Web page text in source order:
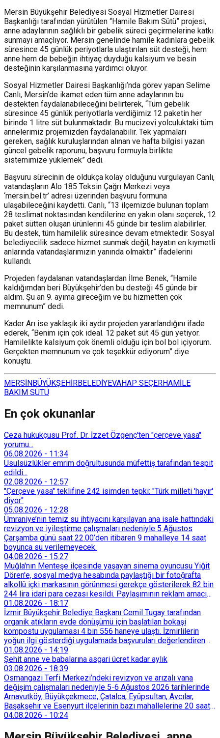
Mersin Büyükşehir Belediyesi Sosyal Hizmetler Dairesi
Başkanlığı tarafından yürütülen “Hamile Bakım Sütü” projesi,
anne adaylarının sağlıklı bir gebelik süreci geçirmelerine katkı
sunmayı amaçlıyor. Mersin genelinde hamile kadınlara gebelik
süresince 45 günlük periyotlarla ulaştırılan süt desteği, hem
anne hem de bebeğin ihtiyaç duyduğu kalsiyum ve besin
desteğinin karşılanmasına yardımcı oluyor.
Sosyal Hizmetler Dairesi Başkanlığı’nda görev yapan Selime
Canlı, Mersin’de ikamet eden tüm anne adaylarının bu
destekten faydalanabileceğini belirterek, “Tüm gebelik
süresince 45 günlük periyotlarla verdiğimiz 12 paketin her
birinde 1 litre süt bulunmaktadır. Bu mucizevi yolculuktaki tüm
annelerimiz projemizden faydalanabilir. Tek yapmaları
gereken, sağlık kuruluşlarından alınan ve hafta bilgisi yazan
güncel gebelik raporunu, başvuru formuyla birlikte
sistemimize yüklemek” dedi.
Başvuru sürecinin de oldukça kolay olduğunu vurgulayan Canlı,
vatandaşların Alo 185 Teksin Çağrı Merkezi veya
‘mersin.bel.tr’ adresi üzerinden başvuru formuna
ulaşabileceğini kaydetti. Canlı, “13 ilçemizde bulunan toplam
28 teslimat noktasından kendilerine en yakın olanı seçerek, 12
paket sütten oluşan ürünlerini 45 günde bir teslim alabilirler.
Bu destek, tüm hamilelik süresince devam etmektedir. Sosyal
belediyecilik sadece hizmet sunmak değil, hayatın en kıymetli
anlarında vatandaşlarımızın yanında olmaktır” ifadelerini
kullandı.
Projeden faydalanan vatandaşlardan İlme Benek, “Hamile
kaldığımdan beri Büyükşehir’den bu desteği 45 günde bir
aldım. Şu an 9. ayıma gireceğim ve bu hizmetten çok
memnunum” dedi.
Kader Arı ise yaklaşık iki aydır projeden yararlandığını ifade
ederek, “Benim için çok ideal. 12 paket süt 45 gün yetiyor.
Hamilelikte kalsiyum çok önemli olduğu için bol bol içiyorum.
Gerçekten memnunum ve çok teşekkür ediyorum” diye
konuştu.
MERSİNBÜYÜKŞEHİRBELEDİYEVAHAP SEÇERHAMİLE
BAKIM SÜTÜ
En çok okunanlar
Ceza hukukçusu Prof. Dr. İzzet Özgenç'ten "çerçeve yasa"
yorumu...
06.08.2026 - 11:34
Usulsüzlükler emrim doğrultusunda müfettiş tarafından tespit
edildi...
02.08.2026 - 12:57
"Çerçeve yasa" teklifine 242 isimden tepki: "Türk milleti 'hayır'
diyor"
05.08.2026 - 12:28
Ümraniye’nin temiz su ihtiyacını karşılayan ana isale hattındaki
revizyon ve iyileştirme çalışmaları nedeniyle 5 Ağustos
Çarşamba günü saat 22.00’den itibaren 9 mahalleye 14 saat
boyunca su verilemeyecek.
04.08.2026 - 15:27
Muğla'nın Menteşe ilçesinde yaşayan sinema oyuncusu Yiğit
Dören'e, sosyal medya hesabında paylaştığı bir fotoğrafta
alkollü içki markasının görünmesi gerekçe gösterilerek 82 bin
244 lira idari para cezası kesildi. Paylaşımının reklam amacı
taşımadığını savunan Dören, cezanın iptali için yargıya
başvurdu.
01.08.2026 - 18:17
İzmir Büyükşehir Belediye Başkanı Cemil Tugay tarafından
organik atıkların evde dönüşümü için başlatılan bokaşi
kompostu uygulaması 4 bin 556 haneye ulaştı. İzmirlilerin
yoğun ilgi gösterdiği uygulamada başvuruları değerlendiren
Tarımsal Hizmetler Dairesi Başkanlığı, farklı ilçelerde toplam
128 bokaşi kompost eğitimi düzenleyerek İzmirlileri
sürdürülebilir atık yönetimi sistemine dahil etti.
01.08.2026 - 14:19
Şehit anne ve babalarına asgari ücret kadar aylık
03.08.2026 - 18:39
Osmangazi Terfi Merkezi’ndeki revizyon ve arızalı vana
değişim çalışmaları nedeniyle 5-6 Ağustos 2026 tarihlerinde
Arnavutköy, Büyükçekmece, Çatalca, Eyüpsultan, Avcılar,
Başakşehir ve Esenyurt ilçelerinin bazı mahallelerine 20 saat
süreyle su verilemeyecek.
04.08.2026 - 10:24